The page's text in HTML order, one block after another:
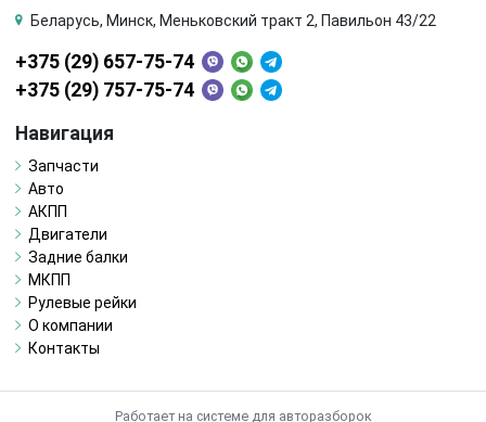
Беларусь, Минск, Меньковский тракт 2, Павильон 43/22
+375 (29) 657-75-74
+375 (29) 757-75-74
Навигация
Запчасти
Авто
АКПП
Двигатели
Задние балки
МКПП
Рулевые рейки
О компании
Контакты
Работает на системе для авторазборок